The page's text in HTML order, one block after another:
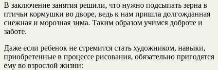
В заключение занятия решили, что нужно подсыпать зерна в
птичьи кормушки во дворе, ведь к нам пришла долгожданная
снежная и морозная зима. Таким образом учимся доброте и
заботе.
Даже если ребенок не стремится стать художником, навыки,
приобретенные в процессе рисования, обязательно пригодятся
ему во взрослой жизни: